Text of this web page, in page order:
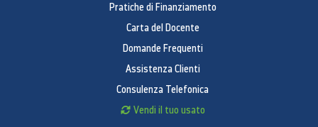
Pratiche di Finanziamento
Carta del Docente
Domande Frequenti
Assistenza Clienti
Consulenza Telefonica
Vendi il tuo usato